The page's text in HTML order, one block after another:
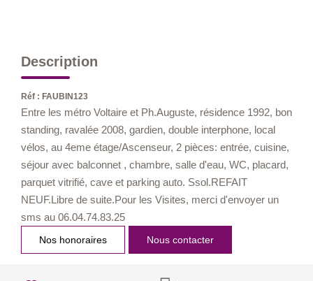
Description
Réf : FAUBIN123
Entre les métro Voltaire et Ph.Auguste, résidence 1992, bon
standing, ravalée 2008, gardien, double interphone, local
vélos, au 4eme étage/Ascenseur, 2 pièces: entrée, cuisine,
séjour avec balconnet , chambre, salle d'eau, WC, placard,
parquet vitrifié, cave et parking auto. Ssol.REFAIT
NEUF.Libre de suite.Pour les Visites, merci d'envoyer un
sms au 06.04.74.83.25
Nos honoraires Nous contacter